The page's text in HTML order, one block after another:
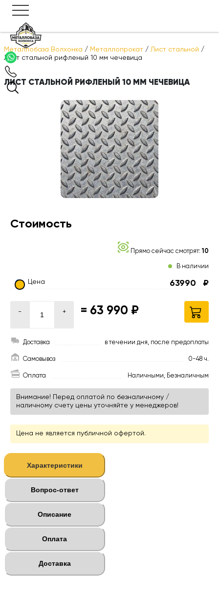
Металлобаза Волхонка / Металлопрокат / Лист стальной /
Лист стальной рифленый 10 мм чечевица
ЛИСТ СТАЛЬНОЙ РИФЛЕНЫЙ 10 ММ ЧЕЧЕВИЦА
Стоимость
Прямо сейчас смотрят:10
В наличии
Цена 63990 ₽
- + = 63 990 ₽
Доставка в течении дня, после предоплаты
Самовывоз 0-48 ч.
Оплата Наличными, Безналичным
Внимание! Перед оплатой по безналичному /
наличному счету цены уточняйте у менеджеров!
Цена не является публичной офертой.
Характеристики
Вопрос-ответ
Описание
Оплата
Доставка